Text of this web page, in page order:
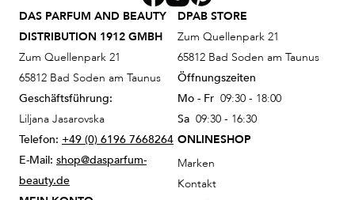
DAS PARFUM AND BEAUTY
DISTRIBUTION 1912 GMBH
Zum Quellenpark 21
65812 Bad Soden am Taunus
Geschäftsführung:
Liljana Jasarovska
Telefon: +49 (0) 6196 7668264
E-Mail: shop@dasparfum-
beauty.de
DPAB STORE
Zum Quellenpark 21
65812 Bad Soden am Taunus
Öffnungszeiten
Mo - Fr 09:30 - 18:00
Sa 09:30 - 16:30
ONLINESHOP
Marken
Kontakt